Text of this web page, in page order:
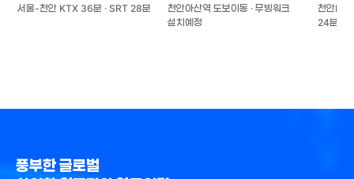
서울-천안 KTX 36분 · SRT 28분
천안아산역 도보이동 · 무빙워크
설치예정
천안IC(
24분
풍부한 글로벌